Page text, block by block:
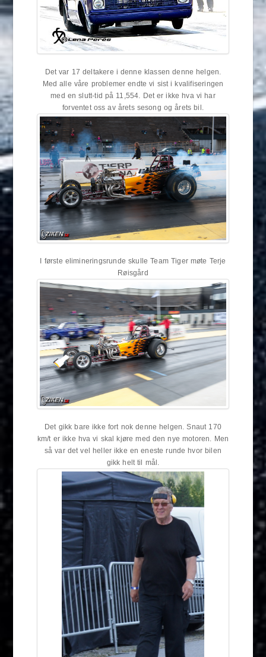
Det var 17 deltakere i denne klassen denne helgen.
Med alle våre problemer endte vi sist i kvalifiseringen
med en slutt-tid på 11,554. Det er ikke hva vi har
forventet oss av årets sesong og årets bil.
I første elimineringsrunde skulle Team Tiger møte Terje
Røisgård
Det gikk bare ikke fort nok denne helgen. Snaut 170
km/t er ikke hva vi skal kjøre med den nye motoren. Men
så var det vel heller ikke en eneste runde hvor bilen
gikk helt til mål.